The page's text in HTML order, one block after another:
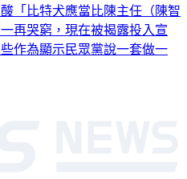
「比特犬應當比陳主任（陳智
再哭窮，現在被揭露投入宣
作為顯示民眾黨說一套做一